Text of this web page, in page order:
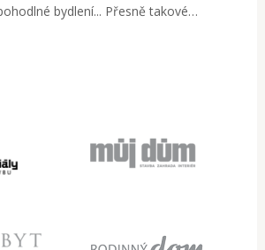
bydlení... Přesně takové…